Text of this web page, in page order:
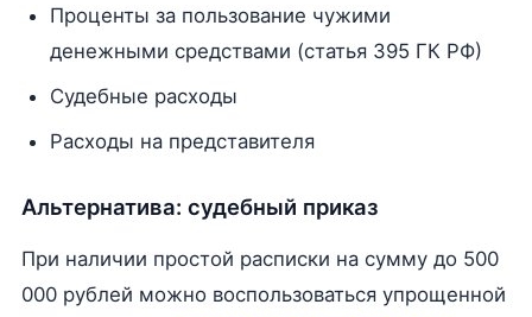
Проценты за пользование чужими
денежными средствами (статья 395 ГК РФ)
Судебные расходы
Расходы на представителя
Альтернатива: судебный приказ
При наличии простой расписки на сумму до 500
000 рублей можно воспользоваться упрощенной